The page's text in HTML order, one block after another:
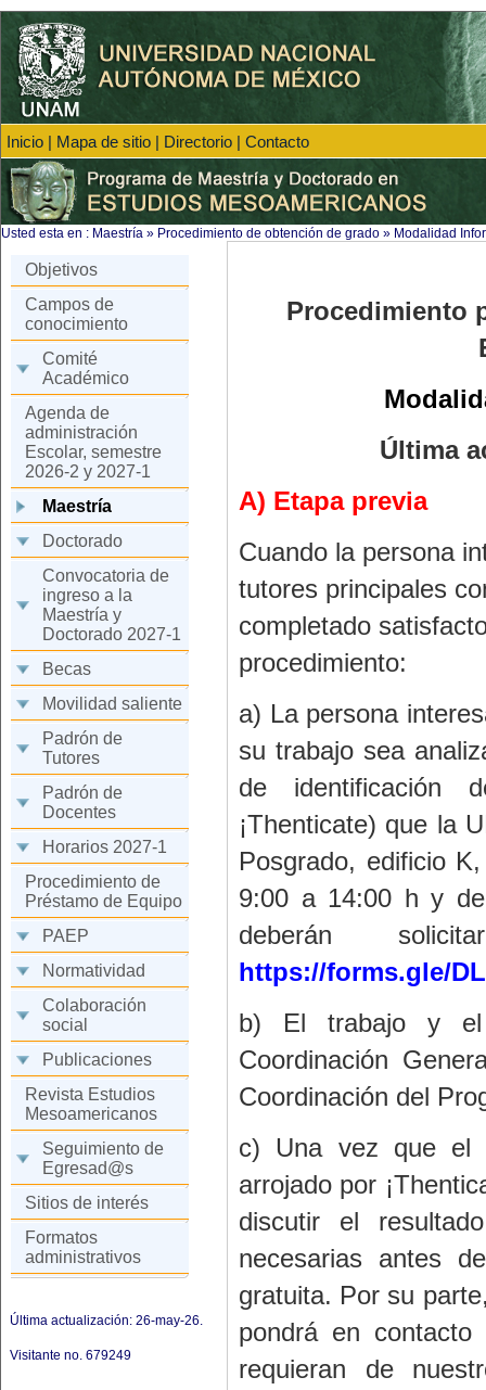
Inicio | Mapa de sitio | Directorio | Contacto
Usted esta en : Maestría » Procedimiento de obtención de grado » Modalidad
Objetivos
Campos de
conocimiento
Comité
Académico
Agenda de
administración
Escolar, semestre
2026-2 y 2027-1
Maestría
Doctorado
Convocatoria de
ingreso a la
Maestría y
Doctorado 2027-1
Becas
Movilidad saliente
Padrón de
Tutores
Padrón de
Docentes
Horarios 2027-1
Procedimiento de
Préstamo de Equipo
PAEP
Normatividad
Colaboración
social
Publicaciones
Revista Estudios
Mesoamericanos
Seguimiento de
Egresad@s
Sitios de interés
Formatos
administrativos
Última actualización: 26-may-26.
Visitante no. 679249
Procedimiento
Última
A) Etapa previa
Cuando la persona
tutores principales
completado
procedimiento:
a) La persona
su trabajo sea
de identificación
¡Thenticate) que la
Posgrado, edificio
9:00 a 14:00 h y
deberán
https://forms.gle/
b) El trabajo y el
Coordinación
Coordinación del
c) Una vez que el
arrojado por
discutir el
necesarias antes
gratuita. Por su
pondrá en
requieran de